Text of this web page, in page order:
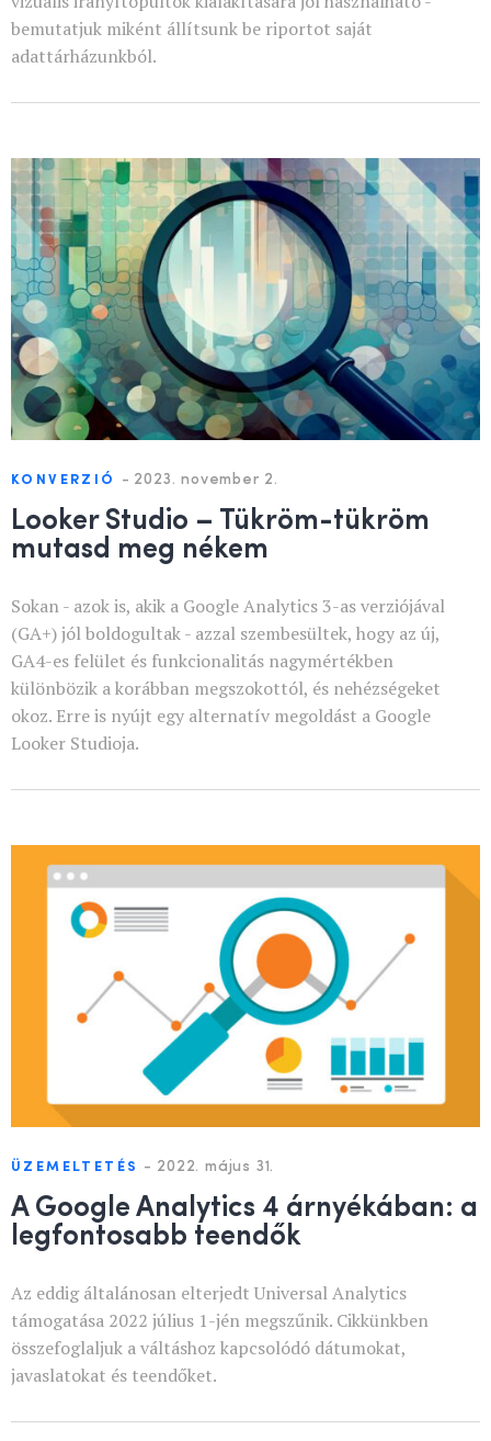
bemutatjuk miként állítsunk be riportot saját
adattárházunkból.
KONVERZIÓ - 2023. november 2.
Looker Studio – Tükröm-tükröm
mutasd meg nékem
Sokan - azok is, akik a Google Analytics 3-as verziójával
(GA+) jól boldogultak - azzal szembesültek, hogy az új,
GA4-es felület és funkcionalitás nagymértékben
különbözik a korábban megszokottól, és nehézségeket
okoz. Erre is nyújt egy alternatív megoldást a Google
Looker Studioja.
ÜZEMELTETÉS - 2022. május 31.
A Google Analytics 4 árnyékában: a
legfontosabb teendők
Az eddig általánosan elterjedt Universal Analytics
támogatása 2022 július 1-jén megszűnik. Cikkünkben
összefoglaljuk a váltáshoz kapcsolódó dátumokat,
javaslatokat és teendőket.